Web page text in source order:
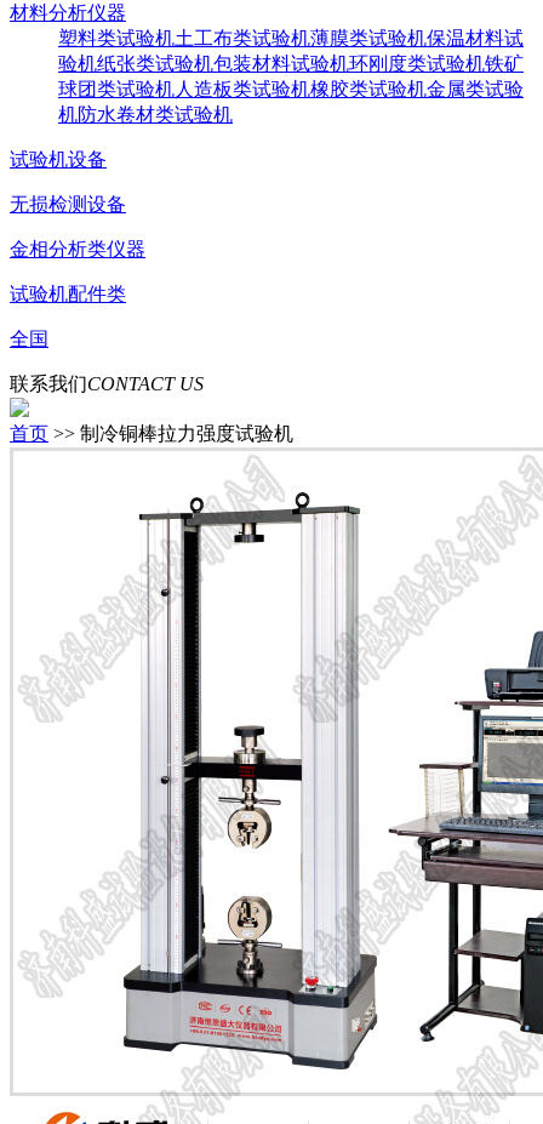
材料分析仪器
塑料类试验机土工布类试验机薄膜类试验机保温材料试
验机纸张类试验机包装材料试验机环刚度类试验机铁矿
球团类试验机人造板类试验机橡胶类试验机金属类试验
机防水卷材类试验机
试验机设备
无损检测设备
金相分析类仪器
试验机配件类
全国
联系我们CONTACT US
首页 >> 制冷铜棒拉力强度试验机